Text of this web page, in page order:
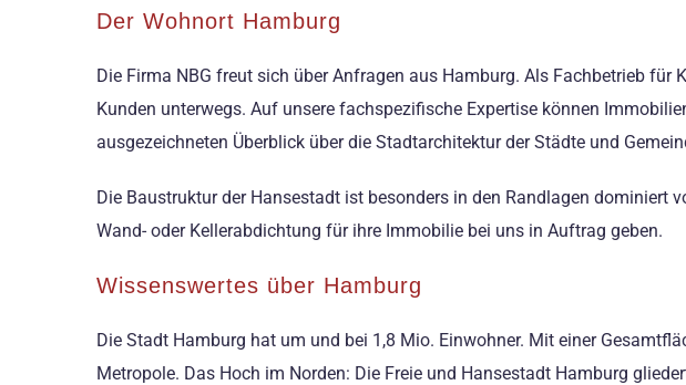
Der Wohnort Hamburg
Die Firma NBG freut sich über Anfragen aus Hamburg. Als Fachbetrieb
Kunden unterwegs. Auf unsere fachspezifische Expertise können
ausgezeichneten Überblick über die Stadtarchitektur der Städte und
Die Baustruktur der Hansestadt ist besonders in den Randlagen dominiert
Wand- oder Kellerabdichtung für ihre Immobilie bei uns in Auftrag geben.
Wissenswertes über Hamburg
Die Stadt Hamburg hat um und bei 1,8 Mio. Einwohner. Mit einer
Metropole. Das Hoch im Norden: Die Freie und Hansestadt Hamburg